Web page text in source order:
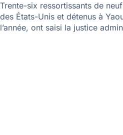
Trente-six ressortissants de
des États-Unis et détenus à
l’année, ont saisi la justice